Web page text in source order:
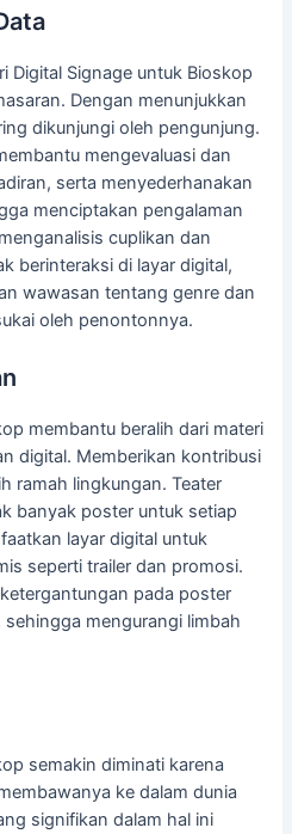
Digital Signage untuk Bioskop
Dengan menunjukkan
dikunjungi oleh pengunjung.
mengevaluasi dan
serta menyederhanakan
menciptakan pengalaman
cuplikan dan
berinteraksi di layar digital,
wawasan tentang genre dan
oleh penontonnya.
membantu beralih dari materi
digital. Memberikan kontribusi
ramah lingkungan. Teater
banyak poster untuk setiap
layar digital untuk
seperti trailer dan promosi.
pada poster
mengurangi limbah
semakin diminati karena
ke dalam dunia
signifikan dalam hal ini